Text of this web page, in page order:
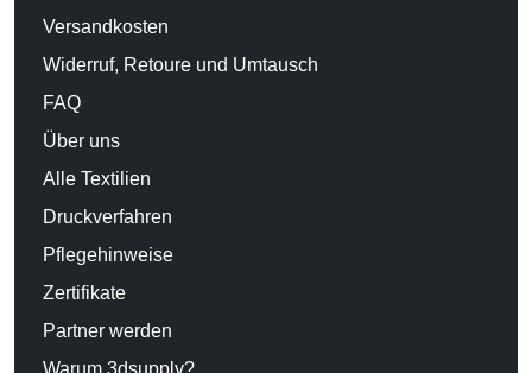
Versandkosten
Widerruf, Retoure und Umtausch
FAQ
Über uns
Alle Textilien
Druckverfahren
Pflegehinweise
Zertifikate
Partner werden
Warum 3dsupply?